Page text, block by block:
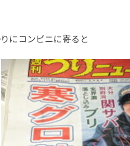
にコンビニに寄ると